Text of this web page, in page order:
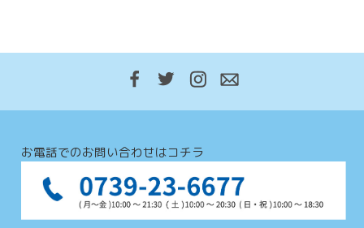
お電話でのお問い合わせはコチラ